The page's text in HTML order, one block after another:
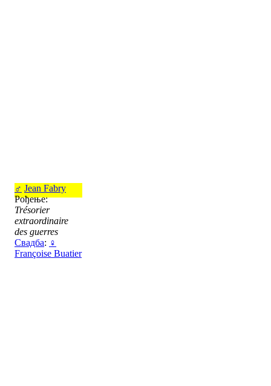
♂ Jean Fabry
Рођење:
Trésorier
extraordinaire
des guerres
Свадба: ♀
Françoise Buatier